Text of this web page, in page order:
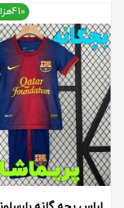
410هزار ت تخفیف